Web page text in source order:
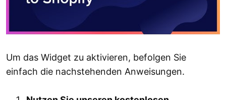
Um das Widget zu aktivieren, befolgen Sie
einfach die nachstehenden Anweisungen.